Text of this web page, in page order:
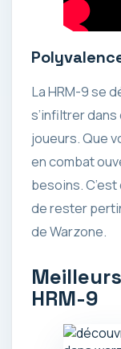
La HRM-9 se
s’infiltrer
joueurs. Que
en combat
besoins.
de rester
de Warzone.
HRM-9